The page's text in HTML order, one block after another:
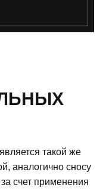
такой же
аналогично сносу
счет применения